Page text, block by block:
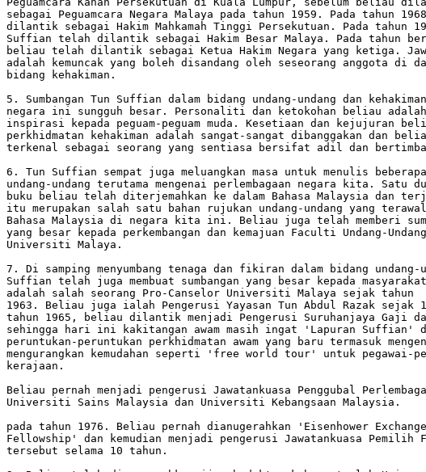
sebagai Peguamcara Negara Malaya pada tahun 1959. Pada tahun
dilantik sebagai Hakim Mahkamah Tinggi Persekutuan. Pada tahun
Suffian telah dilantik sebagai Hakim Besar Malaya. Pada tahun
beliau telah dilantik sebagai Ketua Hakim Negara yang ketiga.
adalah kemuncak yang boleh disandang oleh seseorang anggota di
bidang kehakiman.
5. Sumbangan Tun Suffian dalam bidang undang-undang dan
negara ini sungguh besar. Personaliti dan ketokohan beliau
inspirasi kepada peguam-peguam muda. Kesetiaan dan kejujuran
perkhidmatan kehakiman adalah sangat-sangat dibanggakan dan
terkenal sebagai seorang yang sentiasa bersifat adil dan
6. Tun Suffian sempat juga meluangkan masa untuk menulis
undang-undang terutama mengenai perlembagaan negara kita. Satu
buku beliau telah diterjemahkan ke dalam Bahasa Malaysia dan
itu merupakan salah satu bahan rujukan undang-undang yang
Bahasa Malaysia di negara kita ini. Beliau juga telah memberi
yang besar kepada perkembangan dan kemajuan Faculti Undang-Undang
Universiti Malaya.
7. Di samping menyumbang tenaga dan fikiran dalam bidang undang-
Suffian telah juga membuat sumbangan yang besar kepada
adalah salah seorang Pro-Canselor Universiti Malaya sejak tahun
1963. Beliau juga ialah Pengerusi Yayasan Tun Abdul Razak sejak
tahun 1965, beliau dilantik menjadi Pengerusi Suruhanjaya Gaji
sehingga hari ini kakitangan awam masih ingat 'Lapuran Suffian'
peruntukan-peruntukan perkhidmatan awam yang baru termasuk
mengurangkan kemudahan seperti 'free world tour' untuk pegawai-
kerajaan.
Beliau pernah menjadi pengerusi Jawatankuasa Penggubal
Universiti Sains Malaysia dan Universiti Kebangsaan Malaysia.
pada tahun 1976. Beliau pernah dianugerahkan 'Eisenhower Exchange
Fellowship' dan kemudian menjadi pengerusi Jawatankuasa Pemilih
tersebut selama 10 tahun.